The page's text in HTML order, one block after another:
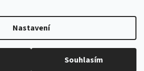
Nastavení
Souhlasím
. Všechna práva vyhrazena.Upravit